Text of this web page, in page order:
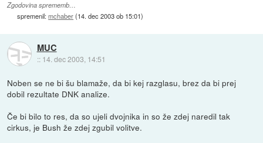
Zgodovina sprememb…
spremenil:mchaber(14. dec 2003 ob 15:01)
MUC
:: 14. dec 2003, 14:51
Noben se ne bi šu blamaže, da bi kej razglasu, brez da bi prej
dobil rezultate DNK analize.
Če bi bilo to res, da so ujeli dvojnika in so že zdej naredil tak
cirkus, je Bush že zdej zgubil volitve.